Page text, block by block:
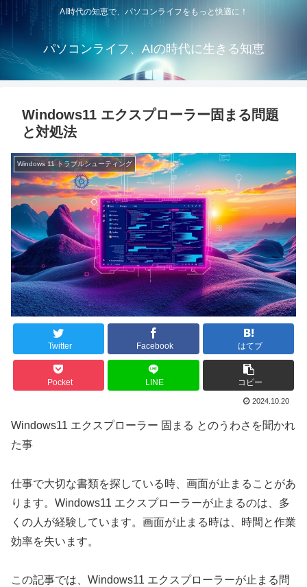
AI時代の知恵で、パソコンライフをもっと快適に！
パソコンライフ、AIの時代に生きる知恵
Windows11 エクスプローラー固まる問題
と対処法
Windows 11 トラブルシューティング
Twitter Facebook はてブ
Pocket LINE コピー
2024.10.20
Windows11 エクスプローラー 固まる とのうわさを聞かれ
た事
仕事で大切な書類を探している時、画面が止まることがあ
ります。Windows11 エクスプローラーが止まるのは、多
くの人が経験しています。画面が止まる時は、時間と作業
効率を失います。
この記事では、Windows11 エクスプローラーが止まる問